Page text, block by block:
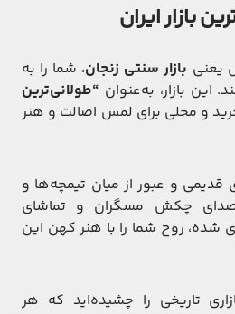
بازار ایران
یعنی بازار سنتی زنجان، شما را به
بازار، به‌عنوان “طولانی‌ترین
و محلی برای لمس اصالت و هنر
قدیمی و عبور از میان تیمچه‌ها و
صدای چکش مسگران و تماشای
شده، روح شما را با هنر کهن این
تاریخی را چشیده‌اید که هر